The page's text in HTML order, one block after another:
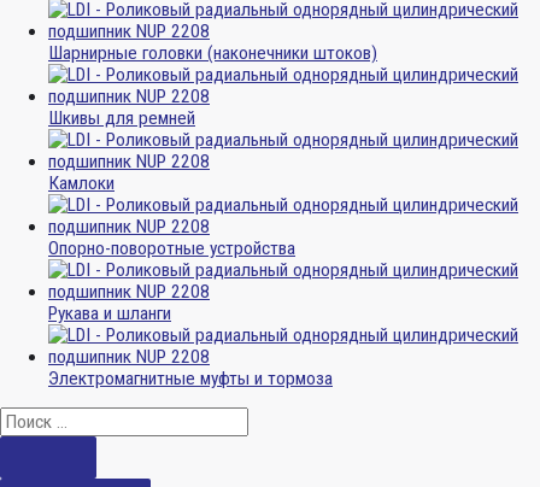
Шарнирные головки (наконечники штоков)
Шкивы для ремней
Камлоки
Опорно-поворотные устройства
Рукава и шланги
Электромагнитные муфты и тормоза